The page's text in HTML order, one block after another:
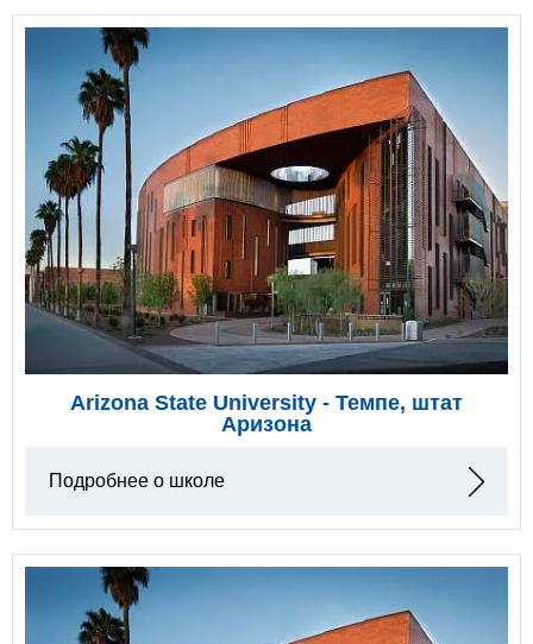
Arizona State University - Темпе, штат
Аризона
Подробнее о школе